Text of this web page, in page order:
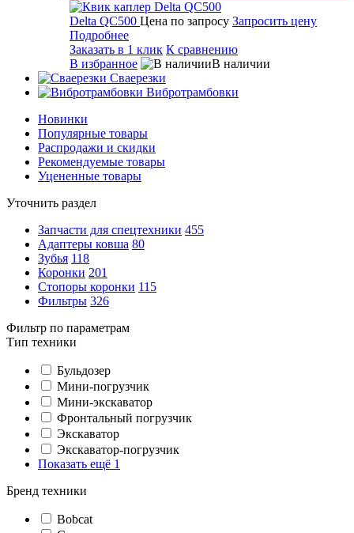
Delta QC500 Цена по запросу Запросить цену
Подробнее
Заказать в 1 клик К сравнению
В избранное
В наличии
Сваерезки
Вибротрамбовки
Новинки
Популярные товары
Распродажи и скидки
Рекомендуемые товары
Уцененные товары
Уточнить раздел
Запчасти для спецтехники 455
Адаптеры ковша 80
Зубья 118
Коронки 201
Стопоры коронки 115
Фильтры 326
Фильтр по параметрам
Тип техники
Бульдозер
Мини-погрузчик
Мини-экскаватор
Фронтальный погрузчик
Экскаватор
Экскаватор-погрузчик
Показать ещё 1
Бренд техники
Bobcat